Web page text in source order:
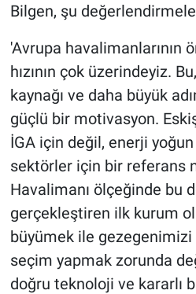
Bilgen, şu
'Avrupa havalimanlarının
hızının çok üzerindeyiz.
kaynağı ve daha büyük
güçlü bir motivasyon.
İGA için değil, enerji
sektörler için bir referans
Havalimanı ölçeğinde bu
gerçekleştiren ilk kurum
büyümek ile gezegenimizi
seçim yapmak zorunda
doğru teknoloji ve kararlı